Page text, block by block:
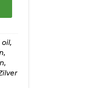
oil,
,
,